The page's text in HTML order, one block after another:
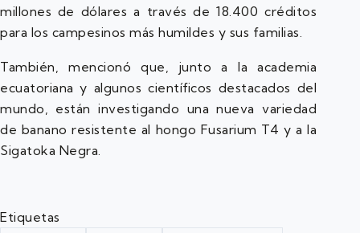
millones de dólares a través de 18.400 créditos
para los campesinos más humildes y sus familias.
También, mencionó que, junto a la academia
ecuatoriana y algunos científicos destacados del
mundo, están investigando una nueva variedad
de banano resistente al hongo Fusarium T4 y a la
Sigatoka Negra.
Etiquetas